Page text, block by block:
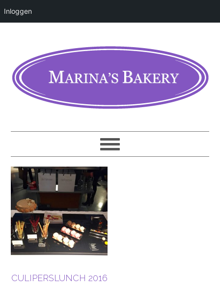
Inloggen
CULIPERSLUNCH 2016